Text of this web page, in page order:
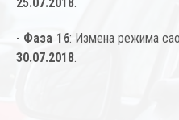
- Фаза 16: Измена режима
30.07.2018.